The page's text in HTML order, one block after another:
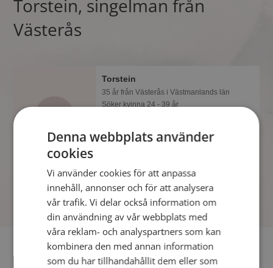
Torstein, singelman från
Västerås
Torstein
35 år från Västerås i Västmanlands län
Söker kvinna 24 - 39 år
se en fullständig profil med kuriosa och
foton om du är medlem på
Fler singlar
Denna webbplats använder
cookies
Vi använder cookies för att anpassa
innehåll, annonser och för att analysera
vår trafik. Vi delar också information om
din användning av vår webbplats med
våra reklam- och analyspartners som kan
kombinera den med annan information
som du har tillhandahållit dem eller som